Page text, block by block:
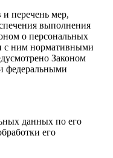
и перечень мер,
выполнения
о персональных
с ним нормативными
Законом
федеральными
данных по его
его